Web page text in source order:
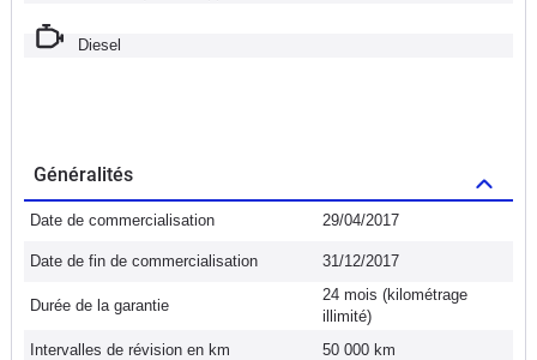
Diesel
Généralités
Date de commercialisation 29/04/2017
Date de fin de commercialisation 31/12/2017
Durée de la garantie
24 mois (kilométrage
illimité)
Intervalles de révision en km
50 000 km